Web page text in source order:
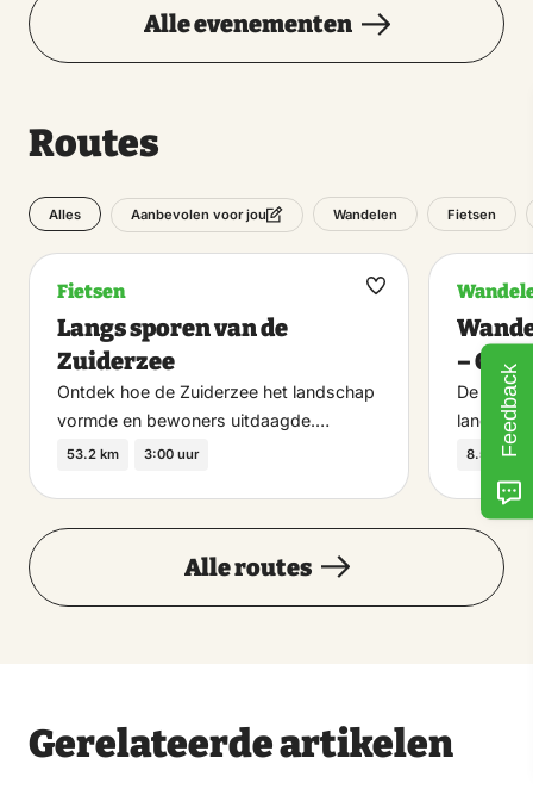
Alle evenementen
Routes
Alles Aanbevolen voor jou Wandelen Fietsen
Fietsen
Langs sporen van de
Zuiderzee
Ontdek hoe de Zuiderzee het landschap
vormde en bewoners uitdaagde.…
53.2 km 3:00 uur
Maak
–
De
lang en
8.5 km
Alle routes
Gerelateerde artikelen
Feedback